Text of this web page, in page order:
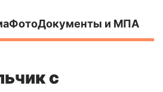
ФотоДокументы и МПА
с